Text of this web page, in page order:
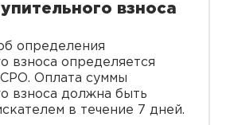
взноса
определения
взноса определяется
Оплата суммы
взноса должна быть
в течение 7 дней.